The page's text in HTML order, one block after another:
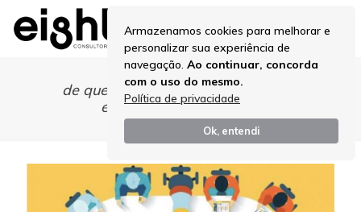
Armazenamos cookies para melhorar e
personalizar sua experiência de
navegação. Ao continuar, concorda
com o uso do mesmo.
Política de privacidade
Ok, entendi
de quem é a responsabilidade pela
estratégia da empresa?